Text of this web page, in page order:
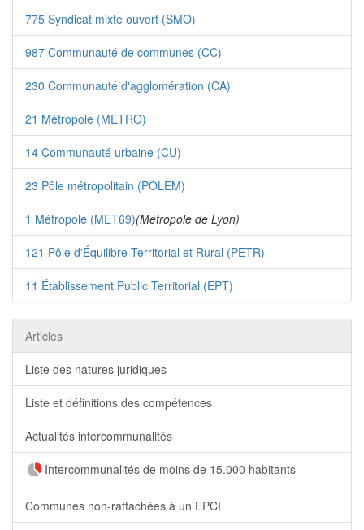
775 Syndicat mixte ouvert (SMO)
987 Communauté de communes (CC)
230 Communauté d'agglomération (CA)
21 Métropole (METRO)
14 Communauté urbaine (CU)
23 Pôle métropolitain (POLEM)
1 Métropole (MET69)(Métropole de Lyon)
121 Pôle d'Équilibre Territorial et Rural (PETR)
11 Établissement Public Territorial (EPT)
Articles
Liste des natures juridiques
Liste et définitions des compétences
Actualités intercommunalités
Intercommunalités de moins de 15.000 habitants
Communes non-rattachées à un EPCI